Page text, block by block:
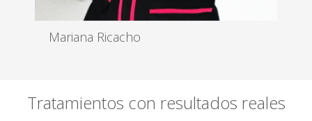
Mariana Ricacho
Leer más
Tratamientos con resultados reales